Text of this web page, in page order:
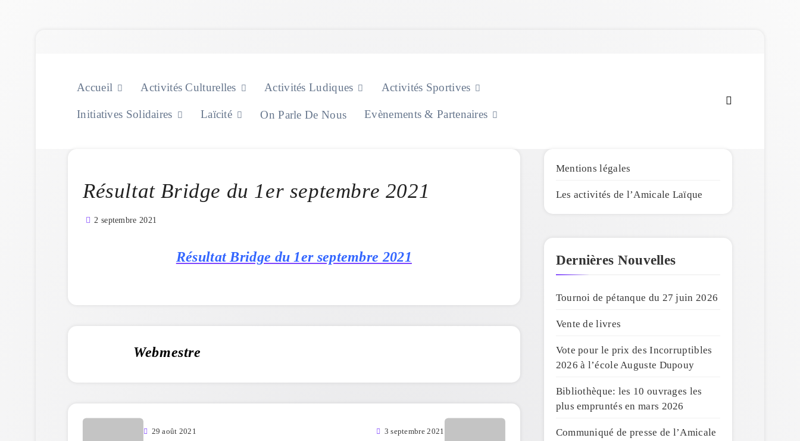
Accueil Activités Culturelles Activités Ludiques Activités Sportives
Initiatives Solidaires Laïcité On Parle De Nous Evènements & Partenaires
Résultat Bridge du 1er septembre 2021
2 septembre 2021
Résultat Bridge du 1er septembre 2021
Webmestre
29 août 2021 3 septembre 2021
Mentions légales
Les activités de l’Amicale Laïque
Dernières Nouvelles
Tournoi de pétanque du 27 juin 2026
Vente de livres
Vote pour le prix des Incorruptibles
2026 à l’école Auguste Dupouy
Bibliothèque: les 10 ouvrages les
plus empruntés en mars 2026
Communiqué de presse de l’Amicale